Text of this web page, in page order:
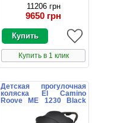
11206 грн
9650 грн
Купить в 1 клик
Детская прогулочная
коляска El Camino
Roove ME 1230 Black